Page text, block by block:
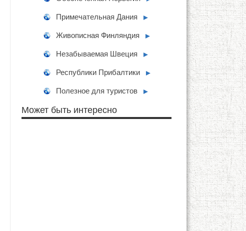
Примечательная Дания ►
Живописная Финляндия ►
Незабываемая Швеция ►
Республики Прибалтики ►
Полезное для туристов ►
Может быть интересно